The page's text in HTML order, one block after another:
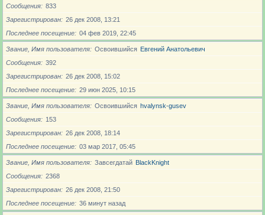
Сообщения
833
Зарегистрирован
26 дек 2008, 13:21
Последнее посещение
04 фев 2019, 22:45
Звание, Имя пользователя Освоившийся Евгений Анатольевич
Сообщения
392
Зарегистрирован
26 дек 2008, 15:02
Последнее посещение
29 июн 2025, 10:15
Звание, Имя пользователя Освоившийся hvalynsk-gusev
Сообщения
153
Зарегистрирован
26 дек 2008, 18:14
Последнее посещение
03 мар 2017, 05:45
Звание, Имя пользователя Завсегдатай BlackKnight
Сообщения
2368
Зарегистрирован
26 дек 2008, 21:50
Последнее посещение
36 минут назад